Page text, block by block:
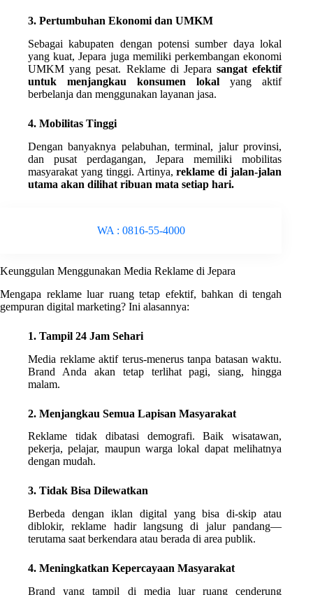
3. Pertumbuhan Ekonomi dan UMKM
Sebagai kabupaten dengan potensi sumber daya lokal
yang kuat, Jepara juga memiliki perkembangan ekonomi
UMKM yang pesat. Reklame di Jeparasangat efektif
untuk menjangkau konsumen lokal yang aktif
berbelanja dan menggunakan layanan jasa.
4. Mobilitas Tinggi
Dengan banyaknya pelabuhan, terminal, jalur provinsi,
dan pusat perdagangan, Jepara memiliki mobilitas
masyarakat yang tinggi. Artinya,reklame di jalan-jalan
utama akan dilihat ribuan mata setiap hari.
WA : 0816-55-4000
Keunggulan Menggunakan Media Reklame di Jepara
Mengapa reklame luar ruang tetap efektif, bahkan di tengah
gempuran digital marketing? Ini alasannya:
1. Tampil 24 Jam Sehari
Media reklame aktif terus-menerus tanpa batasan waktu.
Brand Anda akan tetap terlihat pagi, siang, hingga
malam.
2. Menjangkau Semua Lapisan Masyarakat
Reklame tidak dibatasi demografi. Baik wisatawan,
pekerja, pelajar, maupun warga lokal dapat melihatnya
dengan mudah.
3. Tidak Bisa Dilewatkan
Berbeda dengan iklan digital yang bisa di-skip atau
diblokir, reklame hadir langsung di jalur pandang—
terutama saat berkendara atau berada di area publik.
4. Meningkatkan Kepercayaan Masyarakat
Brand yang tampil di media luar ruang cenderung